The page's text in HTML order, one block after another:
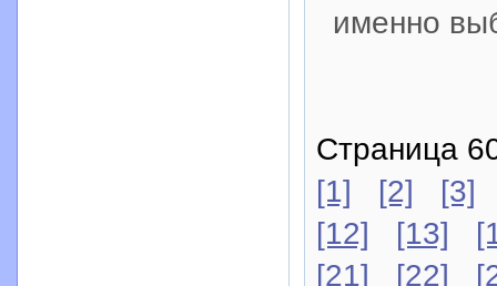
именно
Страница
[1]
[2]
[3]
[12]
[13]
[21]
[22]